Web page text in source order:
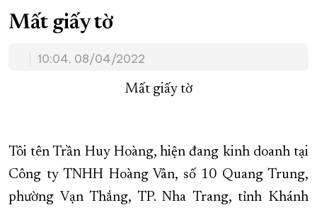
THẾ GIỚI MULTIMEDIA
QUY HOẠCH TỈNH KHÁNH HÒA
TRƯỜNG SA BIỂN ĐẢO QUÊ HƯƠNG
KỶ NIỆM 370 NĂM XÂY DỰNG VÀ PHÁT TRIỂN TỈNH KHÁNH HÒA
Mất giấy tờ
10:04, 08/04/2022
Mất giấy tờ
Tôi tên Trần Huy Hoàng, hiện đang kinh doanh tại
Công ty TNHH Hoàng Vân, số 10 Quang Trung,
phường Vạn Thắng, TP. Nha Trang, tỉnh Khánh